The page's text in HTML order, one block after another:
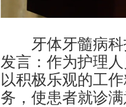
牙体牙髓病科
发言：作为护理
以积极乐观的工
务，使患者就诊满